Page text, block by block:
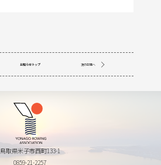
お知らせトップ 次の記事へ
鳥取県米子市西町133-1
0859-21-2257